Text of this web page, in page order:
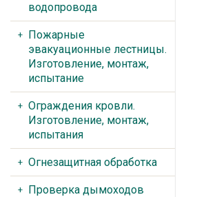
водопровода
Пожарные
эвакуационные лестницы.
Изготовление, монтаж,
испытание
Ограждения кровли.
Изготовление, монтаж,
испытания
Огнезащитная обработка
Проверка дымоходов